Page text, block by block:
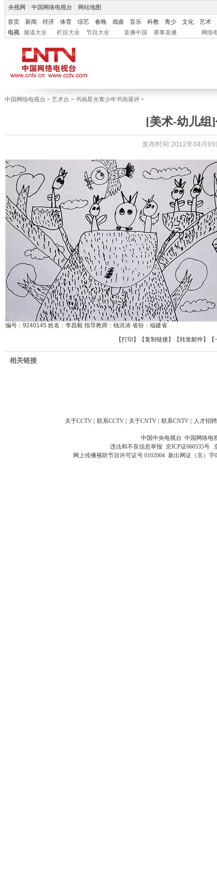
央视网 中国网络电视台 网站地图
首页 新闻 经济 体育 综艺 春晚 戏曲 音乐 科教 青少 文化
艺术
电视
频道大全 栏目大全 节目大全 直播中国 赛事直播 网络
中国网络电视台 > 艺术台 > 书画星光青少年书画展评 >
[美术-幼儿组]
发布时间:2012年04月
编号：9240145 姓名：李昌毅 指导教师：钱洪涛 省份：福建省
【打印 】【复制链接】【转发邮件】
相关链接
关于CCTV 联系CCTV 关于CNTV 联系CNTV 人才招聘
中国中央电视台 中国网络电
违法和不良信息举报 京ICP证060535号
网上传播视听节目许可证号 0102004 新出网证（京）